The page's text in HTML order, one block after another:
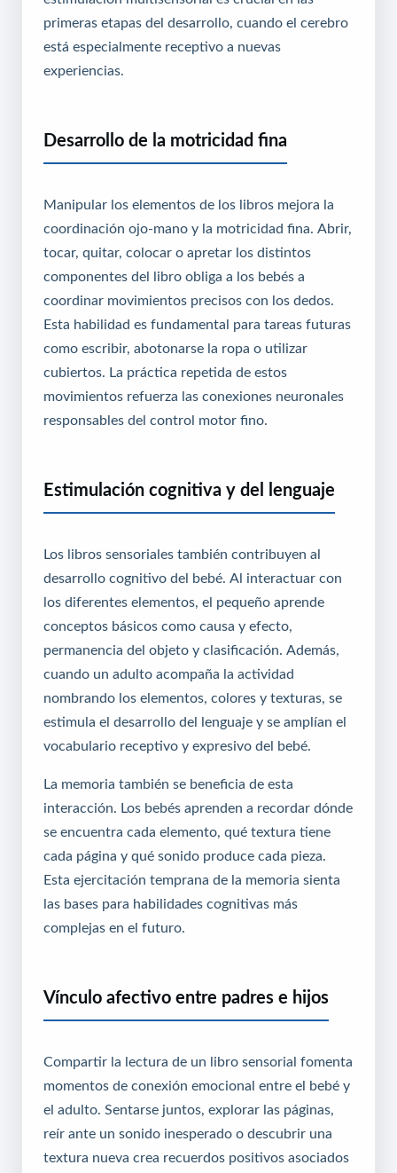
primeras etapas del desarrollo, cuando el cerebro
está especialmente receptivo a nuevas
experiencias.
Desarrollo de la motricidad fina
Manipular los elementos de los libros mejora la
coordinación ojo-mano y la motricidad fina. Abrir,
tocar, quitar, colocar o apretar los distintos
componentes del libro obliga a los bebés a
coordinar movimientos precisos con los dedos.
Esta habilidad es fundamental para tareas futuras
como escribir, abotonarse la ropa o utilizar
cubiertos. La práctica repetida de estos
movimientos refuerza las conexiones neuronales
responsables del control motor fino.
Estimulación cognitiva y del lenguaje
Los libros sensoriales también contribuyen al
desarrollo cognitivo del bebé. Al interactuar con
los diferentes elementos, el pequeño aprende
conceptos básicos como causa y efecto,
permanencia del objeto y clasificación. Además,
cuando un adulto acompaña la actividad
nombrando los elementos, colores y texturas, se
estimula el desarrollo del lenguaje y se amplían el
vocabulario receptivo y expresivo del bebé.
La memoria también se beneficia de esta
interacción. Los bebés aprenden a recordar dónde
se encuentra cada elemento, qué textura tiene
cada página y qué sonido produce cada pieza.
Esta ejercitación temprana de la memoria sienta
las bases para habilidades cognitivas más
complejas en el futuro.
Vínculo afectivo entre padres e hijos
Compartir la lectura de un libro sensorial fomenta
momentos de conexión emocional entre el bebé y
el adulto. Sentarse juntos, explorar las páginas,
reír ante un sonido inesperado o descubrir una
textura nueva crea recuerdos positivos asociados